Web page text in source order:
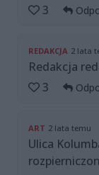
3
REDAKCJA 2 lata
Redakcja
3
ART 2 lata temu
Ulica